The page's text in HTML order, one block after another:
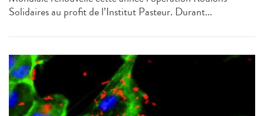
Solidaires au profit de l’Institut Pasteur. Durant...